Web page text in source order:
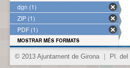
dgn (1)
ZIP (1)
PDF (1)
MOSTRAR MÉS FORMATS
© 2013 Ajuntament de Girona Pl. del